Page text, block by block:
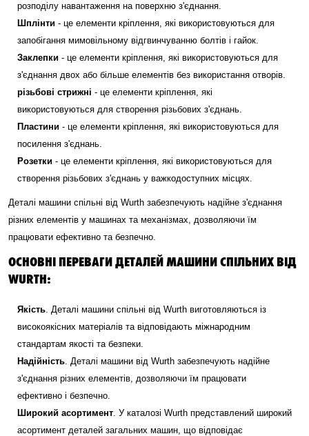
розподілу навантаження на поверхню з'єднання.
Шплінти - це елементи кріплення, які використовуються для
запобігання мимовільному відгвинчуванню болтів і гайок.
Заклепки - це елементи кріплення, які використовуються для
з'єднання двох або більше елементів без використання отворів.
різьбові стрижні - це елементи кріплення, які
використовуються для створення різьбових з'єднань.
Пластини - це елементи кріплення, які використовуються для
посилення з'єднань.
Розетки - це елементи кріплення, які використовуються для
створення різьбових з'єднань у важкодоступних місцях.
Деталі машини спільні від Wurth забезпечують надійне з'єднання
різних елементів у машинах та механізмах, дозволяючи їм
працювати ефективно та безпечно.
ОСНОВНІ ПЕРЕВАГИ ДЕТАЛЕЙ МАШИНИ СПІЛЬНИХ ВІД
WURTH:
Якість . Деталі машини спільні від Wurth виготовляються із
високоякісних матеріалів та відповідають міжнародним
стандартам якості та безпеки.
Надійність . Деталі машини від Wurth забезпечують надійне
з'єднання різних елементів, дозволяючи їм працювати
ефективно і безпечно.
Широкий асортимент . У каталозі Wurth представлений широкий
асортимент деталей загальних машин, що відповідає